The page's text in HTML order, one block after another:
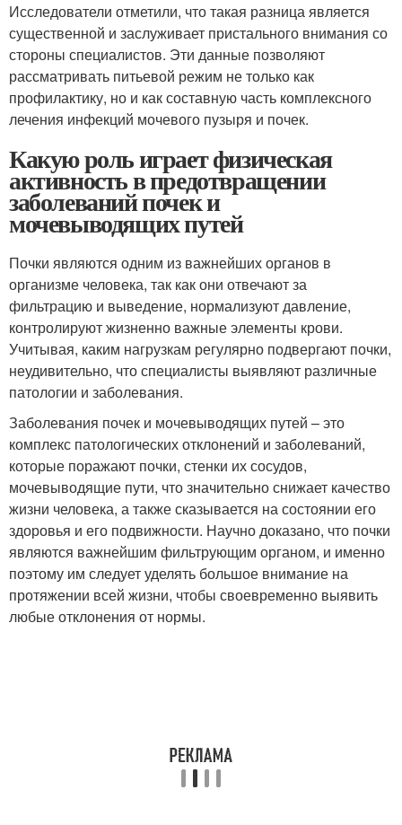
Исследователи отметили, что такая разница является
существенной и заслуживает пристального внимания со
стороны специалистов. Эти данные позволяют
рассматривать питьевой режим не только как
профилактику, но и как составную часть комплексного
лечения инфекций мочевого пузыря и почек.
Какую роль играет физическая
активность в предотвращении
заболеваний почек и
мочевыводящих путей
Почки являются одним из важнейших органов в
организме человека, так как они отвечают за
фильтрацию и выведение, нормализуют давление,
контролируют жизненно важные элементы крови.
Учитывая, каким нагрузкам регулярно подвергают почки,
неудивительно, что специалисты выявляют различные
патологии и заболевания.
Заболевания почек и мочевыводящих путей – это
комплекс патологических отклонений и заболеваний,
которые поражают почки, стенки их сосудов,
мочевыводящие пути, что значительно снижает качество
жизни человека, а также сказывается на состоянии его
здоровья и его подвижности. Научно доказано, что почки
являются важнейшим фильтрующим органом, и именно
поэтому им следует уделять большое внимание на
протяжении всей жизни, чтобы своевременно выявить
любые отклонения от нормы.